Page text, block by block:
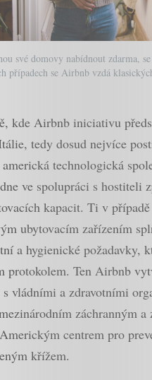
své domovy nabídnout zdarma,
případech se Airbnb vzdá
kde Airbnb iniciativu
tedy dosud nejvíce
technologická
ve spolupráci s hostiteli
kapacit. Ti v
ubytovacím zařízením
a hygienické požadavky,
protokolem. Ten Airbnb
vládními a zdravotními
záchranným a
centrem pro
křížem.